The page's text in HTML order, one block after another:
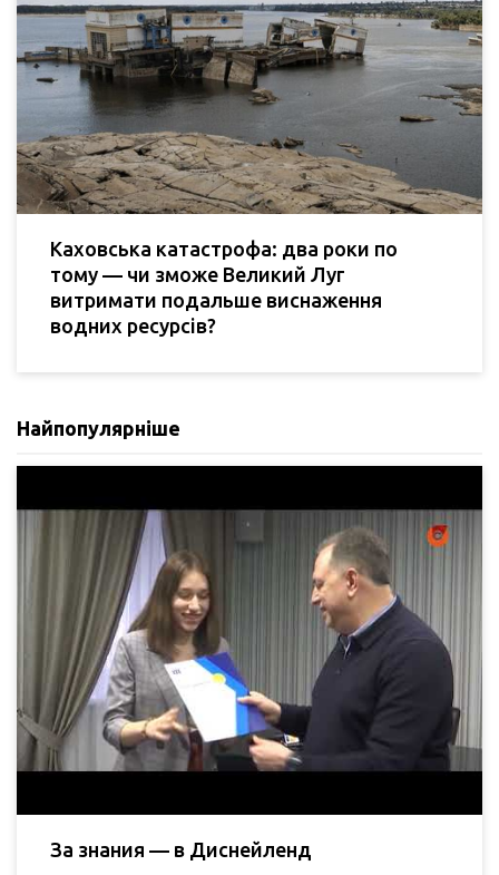
Каховська катастрофа: два роки по
тому — чи зможе Великий Луг
витримати подальше виснаження
водних ресурсів?
Найпопулярніше
За знания — в Диснейленд